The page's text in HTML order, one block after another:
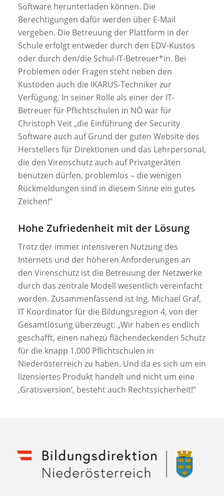
Software herunterladen können. Die
Berechtigungen dafür werden über E-Mail
vergeben. Die Betreuung der Plattform in der
Schule erfolgt entweder durch den EDV-Kustos
oder durch den/die Schul-IT-Betreuer*in. Bei
Problemen oder Fragen steht neben den
Kustoden auch die IKARUS-Techniker zur
Verfügung. In seiner Rolle als einer der IT-
Betreuer für Pﬂichtschulen in NÖ war für
Christoph Veit „die Einführung der Security
Software auch auf Grund der guten Website des
Herstellers für Direktionen und das Lehrpersonal,
die den Virenschutz auch auf Privatgeräten
benutzen dürfen, problemlos – die wenigen
Rückmeldungen sind in diesem Sinne ein gutes
Zeichen!“
Hohe Zufriedenheit mit der Lösung
Trotz der immer intensiveren Nutzung des
Internets und der höheren Anforderungen an
den Virenschutz ist die Betreuung der Netzwerke
durch das zentrale Modell wesentlich vereinfacht
worden. Zusammenfassend ist Ing. Michael Graf,
IT Koordinator für die Bildungsregion 4, von der
Gesamtlösung überzeugt: „Wir haben es endlich
geschafft, einen nahezu ﬂächendeckenden Schutz
für die knapp 1.000 Pﬂichtschulen in
Niederösterreich zu haben. Und da es sich um ein
lizensiertes Produkt handelt und nicht um eine
‚Gratisversion‘, besteht auch Rechtssicherheit!“